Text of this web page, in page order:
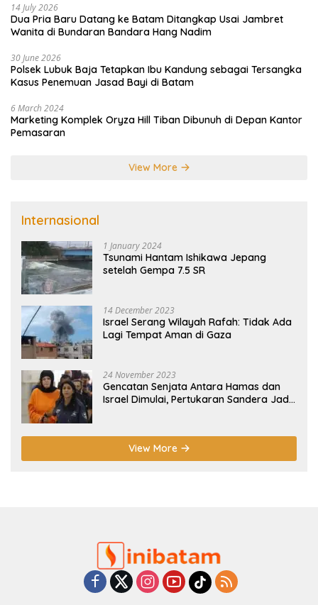
14 July 2026
Dua Pria Baru Datang ke Batam Ditangkap Usai Jambret
Wanita di Bundaran Bandara Hang Nadim
30 June 2026
Polsek Lubuk Baja Tetapkan Ibu Kandung sebagai Tersangka
Kasus Penemuan Jasad Bayi di Batam
6 March 2024
Marketing Komplek Oryza Hill Tiban Dibunuh di Depan Kantor
Pemasaran
View More
Internasional
1 January 2024
Tsunami Hantam Ishikawa Jepang
setelah Gempa 7.5 SR
14 December 2023
Israel Serang Wilayah Rafah: Tidak Ada
Lagi Tempat Aman di Gaza
24 November 2023
Gencatan Senjata Antara Hamas dan
Israel Dimulai, Pertukaran Sandera Jadi
View More